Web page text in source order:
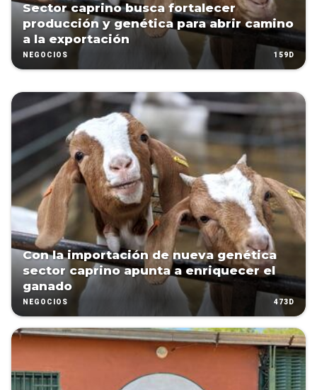
Sector caprino busca fortalecer
producción y genética para abrir camino
a la exportación
NEGOCIOS 159D
Con la importación de nueva genética
sector caprino apunta a enriquecer el
ganado
NEGOCIOS 473D